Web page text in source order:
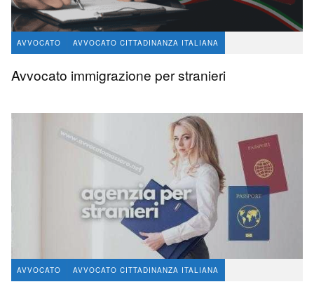
AVVOCATO AVVOCATO CITTADINANZA ITALIANA
Avvocato immigrazione per stranieri
AVVOCATO AVVOCATO CITTADINANZA ITALIANA